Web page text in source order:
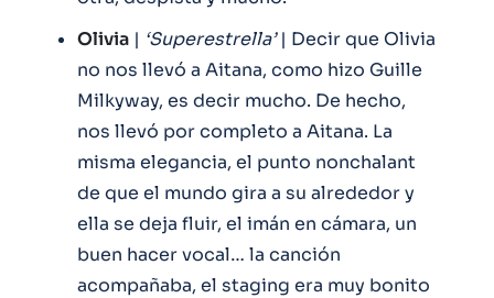
Olivia | ‘Superestrella’| Decir que Olivia
no nos llevó a Aitana, como hizo Guille
Milkyway, es decir mucho. De hecho,
nos llevó por completo a Aitana. La
misma elegancia, el punto nonchalant
de que el mundo gira a su alrededor y
ella se deja fluir, el imán en cámara, un
buen hacer vocal… la canción
acompañaba, el staging era muy bonito